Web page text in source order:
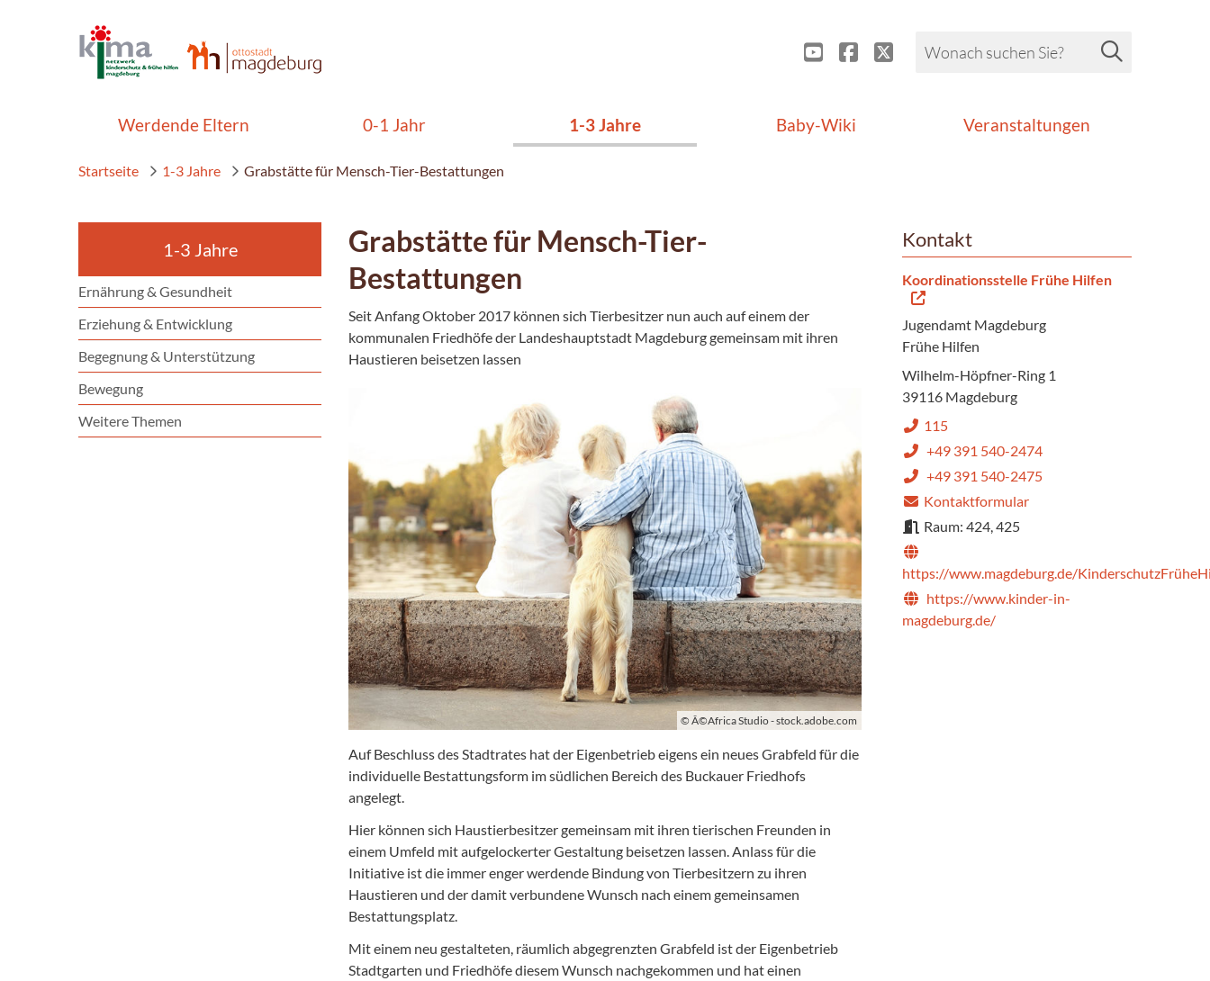
Werdende Eltern 0-1 Jahr 1-3 Jahre Baby-Wiki Veranstaltungen
Startseite 1-3 Jahre Grabstätte für Mensch-Tier-Bestattungen
1-3 Jahre
Ernährung & Gesundheit
Erziehung & Entwicklung
Begegnung & Unterstützung
Bewegung
Weitere Themen
Grabstätte für Mensch-Tier-
Bestattungen
Seit Anfang Oktober 2017 können sich Tierbesitzer nun auch auf einem der
kommunalen Friedhöfe der Landeshauptstadt Magdeburg gemeinsam mit ihren
Haustieren beisetzen lassen
© Â©Africa Studio - stock.adobe.com
Auf Beschluss des Stadtrates hat der Eigenbetrieb eigens ein neues Grabfeld für die
individuelle Bestattungsform im südlichen Bereich des Buckauer Friedhofs
angelegt.
Hier können sich Haustierbesitzer gemeinsam mit ihren tierischen Freunden in
einem Umfeld mit aufgelockerter Gestaltung beisetzen lassen. Anlass für die
Initiative ist die immer enger werdende Bindung von Tierbesitzern zu ihren
Haustieren und der damit verbundene Wunsch nach einem gemeinsamen
Bestattungsplatz.
Mit einem neu gestalteten, räumlich abgegrenzten Grabfeld ist der Eigenbetrieb
Stadtgarten und Friedhöfe diesem Wunsch nachgekommen und hat einen
Kontakt
Koordinationsstelle Frühe Hilfen
Jugendamt Magdeburg
Frühe Hilfen
Wilhelm-Höpfner-Ring 1
39116 Magdeburg
115
+49 391 540-2474
+49 391 540-2475
Kontaktformular
Raum: 424, 425
https://www.magdeburg.de/
https://www.kinder-in-
magdeburg.de/